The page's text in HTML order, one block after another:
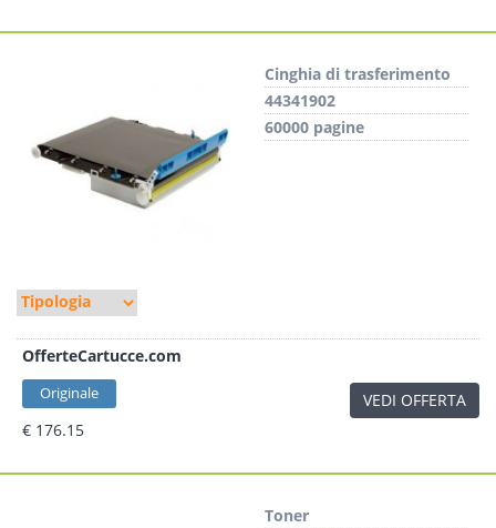
Cinghia di trasferimento
44341902
60000 pagine
OfferteCartucce.com
Originale
€ 176.15
VEDI OFFERTA
Toner